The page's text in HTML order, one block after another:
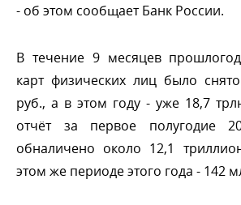
- об этом сообщает Банк России.
течение 9 месяцев
карт физических лиц было
руб., а в этом году - уже 18,7
отчёт за первое полугодие
обналичено около 12,1
этом же периоде этого года - 142